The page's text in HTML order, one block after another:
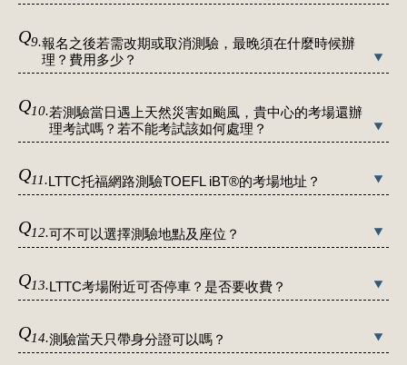
Q9.報名之後若需改期或取消測驗，最晚須在什麼時候辦
理？費用多少？
Q10.若測驗當日遇上天然災害如颱風，貴中心的考場還辦
理考試嗎？若不能考試該如何處理？
Q11.LTTC托福網路測驗TOEFL iBT®的考場地址？
Q12.可不可以選擇測驗地點及座位？
Q13.LTTC考場附近可否停車？是否要收費？
Q14.測驗當天只帶身分證可以嗎？